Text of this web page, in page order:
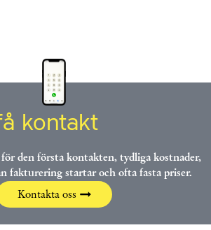
kontakt
den första kontakten, tydliga kostnader,
fakturering startar och ofta fasta priser.
Kontakta oss